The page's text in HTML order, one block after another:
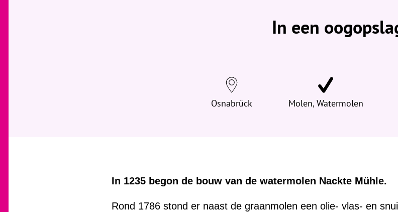
In een
Osnabrück Molen, Watermolen
In 1235 begon de bouw van de watermolen Nackte Mühle.
Rond 1786 stond er naast de graanmolen een olie- vlas- en